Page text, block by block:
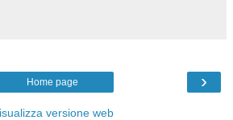
›
Home page
versione web